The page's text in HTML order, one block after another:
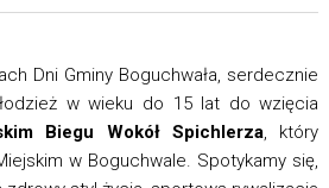
Dni Gminy Boguchwała, serdecznie
w wieku do 15 lat do wzięcia
Biegu Wokół Spichlerza, który
w Boguchwale. Spotykamy się,